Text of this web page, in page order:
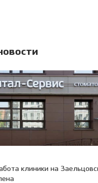
клиники на